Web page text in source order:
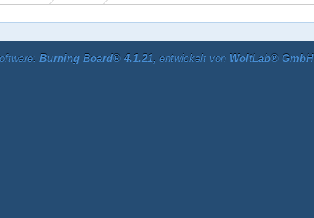
Burning Board® 4.1.21, entwickelt von WoltLab® GmbH